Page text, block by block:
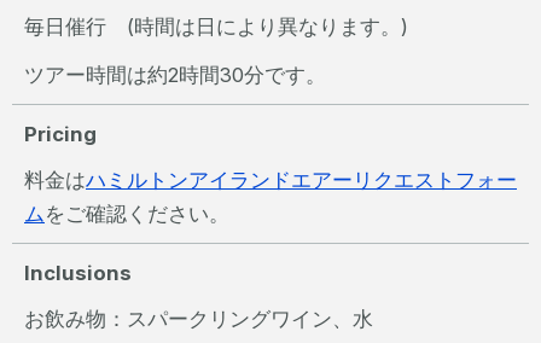
毎日催行 (時間は日により異なります。)
ツアー時間は約2時間30分です。
Pricing
料金はハミルトンアイランドエアーリクエストフォー
ムをご確認ください。
Inclusions
お飲み物：スパークリングワイン、水